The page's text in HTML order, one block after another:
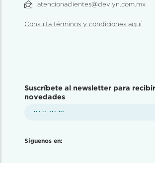
atencionaclientes@devlyn.com.mx
Consulta términos y condiciones aquí
Suscríbete al newsletter para
novedades
Síguenos en: